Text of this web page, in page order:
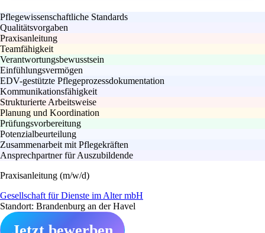
Pflegewissenschaftliche Standards
Qualitätsvorgaben
Praxisanleitung
Teamfähigkeit
Verantwortungsbewusstsein
Einfühlungsvermögen
EDV-gestützte Pflegeprozessdokumentation
Kommunikationsfähigkeit
Strukturierte Arbeitsweise
Planung und Koordination
Prüfungsvorbereitung
Potenzialbeurteilung
Zusammenarbeit mit Pflegekräften
Ansprechpartner für Auszubildende
Praxisanleitung (m/w/d)
Gesellschaft für Dienste im Alter mbH
Standort: Brandenburg an der Havel